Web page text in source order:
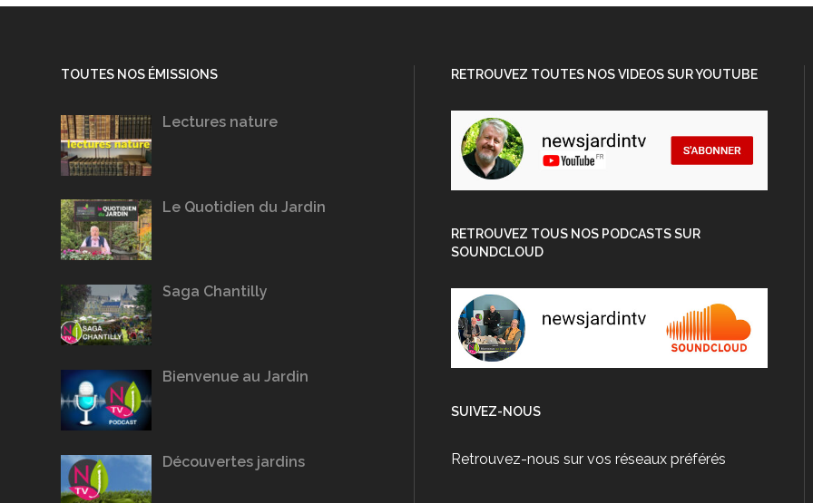
TOUTES NOS ÉMISSIONS
Lectures nature
Le Quotidien du Jardin
Saga Chantilly
Bienvenue au Jardin
Découvertes jardins
RETROUVEZ TOUTES NOS VIDEOS SUR YOUTUBE
RETROUVEZ TOUS NOS PODCASTS SUR
SOUNDCLOUD
SUIVEZ-NOUS
Retrouvez-nous sur vos réseaux préférés